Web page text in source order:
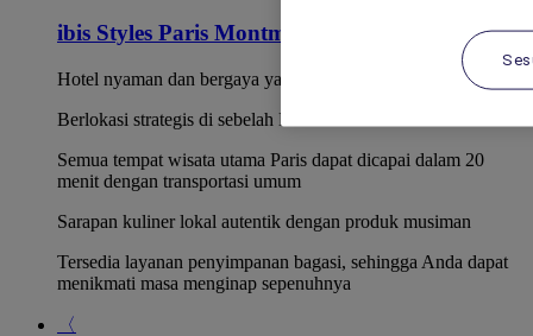
ibis Styles Paris Montmartre Batignolles
Hotel nyaman dan bergaya yang telah direnovasi sepenuhnya
Berlokasi strategis di sebelah Montmartre
Semua tempat wisata utama Paris dapat dicapai dalam 20
menit dengan transportasi umum
Sarapan kuliner lokal autentik dengan produk musiman
Tersedia layanan penyimpanan bagasi, sehingga Anda dapat
menikmati masa menginap sepenuhnya
〈